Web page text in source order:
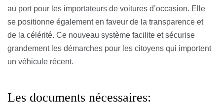
au port pour les importateurs de voitures d’occasion. Elle
se positionne également en faveur de la transparence et
de la célérité. Ce nouveau système facilite et sécurise
grandement les démarches pour les citoyens qui importent
un véhicule récent.
Les documents nécessaires: